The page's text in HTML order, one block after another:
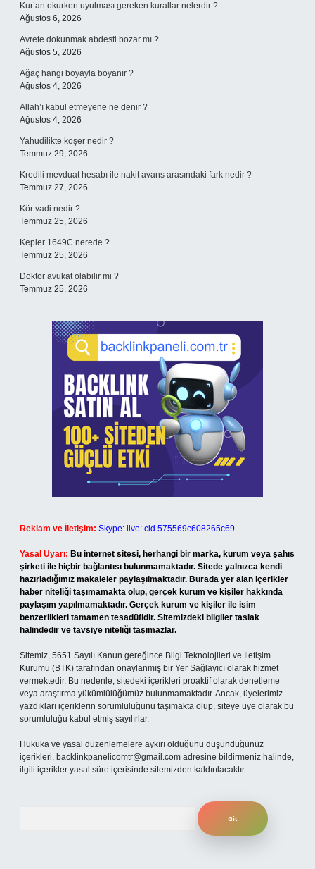
Kur’an okurken uyulması gereken kurallar nelerdir ?
Ağustos 6, 2026
Avrete dokunmak abdesti bozar mı ?
Ağustos 5, 2026
Ağaç hangi boyayla boyanır ?
Ağustos 4, 2026
Allah’ı kabul etmeyene ne denir ?
Ağustos 4, 2026
Yahudilikte koşer nedir ?
Temmuz 29, 2026
Kredili mevduat hesabı ile nakit avans arasındaki fark nedir ?
Temmuz 27, 2026
Kör vadi nedir ?
Temmuz 25, 2026
Kepler 1649C nerede ?
Temmuz 25, 2026
Doktor avukat olabilir mi ?
Temmuz 25, 2026
Reklam ve İletişim: Skype: live:.cid.575569c608265c69
Yasal Uyarı: Bu internet sitesi, herhangi bir marka, kurum veya şahıs
şirketi ile hiçbir bağlantısı bulunmamaktadır. Sitede yalnızca kendi
hazırladığımız makaleler paylaşılmaktadır. Burada yer alan içerikler
haber niteliği taşımamakta olup, gerçek kurum ve kişiler hakkında
paylaşım yapılmamaktadır. Gerçek kurum ve kişiler ile isim
benzerlikleri tamamen tesadüfidir. Sitemizdeki bilgiler taslak
halindedir ve tavsiye niteliği taşımazlar.
Sitemiz, 5651 Sayılı Kanun gereğince Bilgi Teknolojileri ve İletişim
Kurumu (BTK) tarafından onaylanmış bir Yer Sağlayıcı olarak hizmet
vermektedir. Bu nedenle, sitedeki içerikleri proaktif olarak denetleme
veya araştırma yükümlülüğümüz bulunmamaktadır. Ancak, üyelerimiz
yazdıkları içeriklerin sorumluluğunu taşımakta olup, siteye üye olarak bu
sorumluluğu kabul etmiş sayılırlar.
Hukuka ve yasal düzenlemelere aykırı olduğunu düşündüğünüz
içerikleri, backlinkpanelicomtr@gmail.com adresine bildirmeniz halinde,
ilgili içerikler yasal süre içerisinde sitemizden kaldırılacaktır.